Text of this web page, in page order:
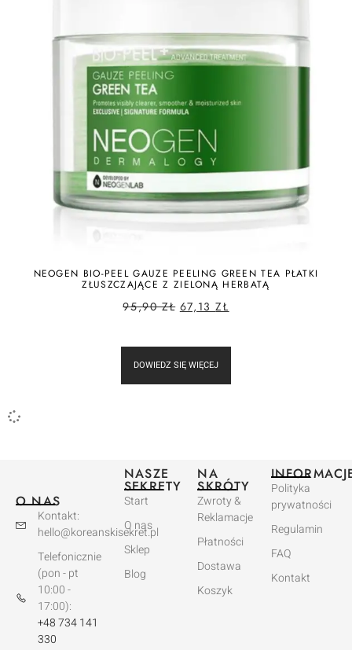
NEOGEN BIO-PEEL GAUZE PEELING GREEN TEA PŁATKI
ZŁUSZCZAJĄCE Z ZIELONĄ HERBATĄ
95,90ZŁ 67,13ZŁ
DOWIEDZ SIĘ WIĘCEJ
O NAS
Kontakt:
hello@koreanskisekret.pl
Telefonicznie
(pon - pt
10:00 -
17:00):
+48 734 141
330
NASZE
SEKRETY
Start
O nas
Sklep
Blog
NA
SKRÓTY
Zwroty &
Reklamacje
Płatności
Dostawa
Koszyk
Polityka
prywatności
Regulamin
FAQ
Kontakt